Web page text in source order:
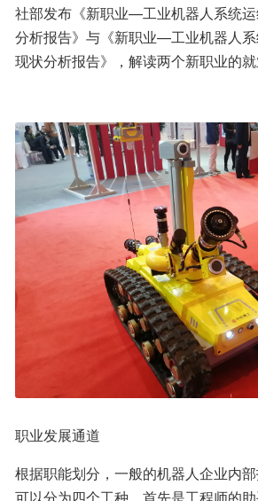
社部发布《新职业—工业机器人系统
分析报告》与《新职业—工业机器人
现状分析报告》，解读两个新职业的就
职业发展通道
根据职能划分，一般的机器人企业内
可以分为四个工种。首先是工程师的